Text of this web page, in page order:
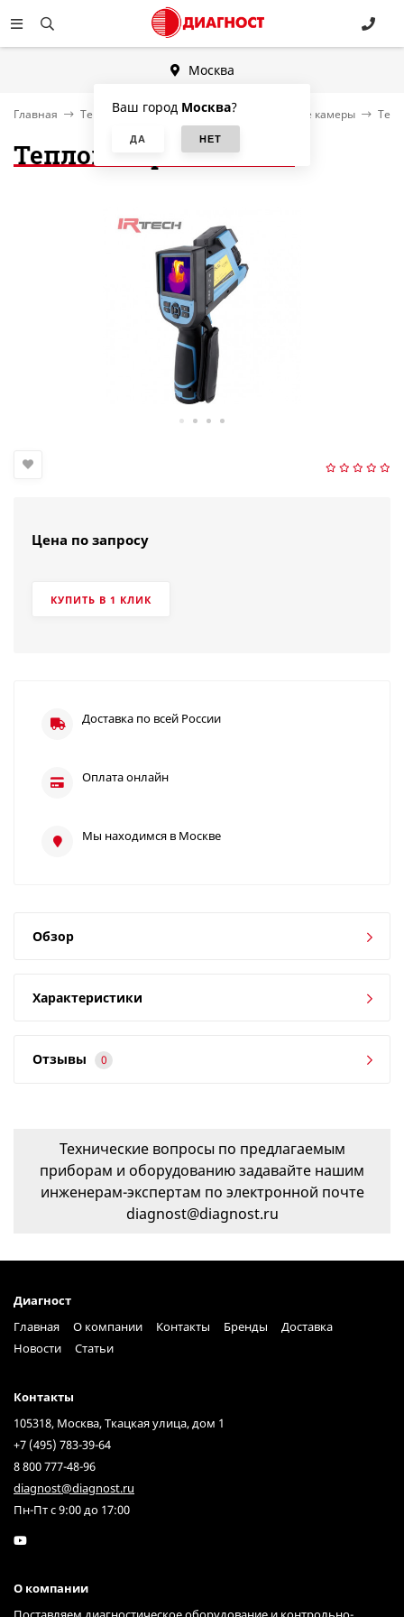
Москва
Ваш город Москва?
Главная Тепловизоры, комплексы, тепловизионные камеры
Тепловизор Dali LT7-P
Цена по запросу
КУПИТЬ В 1 КЛИК
Доставка по всей России
Оплата онлайн
Мы находимся в Москве
Обзор
Характеристики
Отзывы 0
Технические вопросы по предлагаемым
приборам и оборудованию задавайте нашим
инженерам-экспертам по электронной почте
diagnost@diagnost.ru
Диагност
Главная
О компании Контакты Бренды
Доставка
Новости
Статьи
Контакты
105318, Москва, Ткацкая улица, дом 1
+7 (495) 783-39-64
8 800 777-48-96
diagnost@diagnost.ru
Пн-Пт с 9:00 до 17:00
О компании